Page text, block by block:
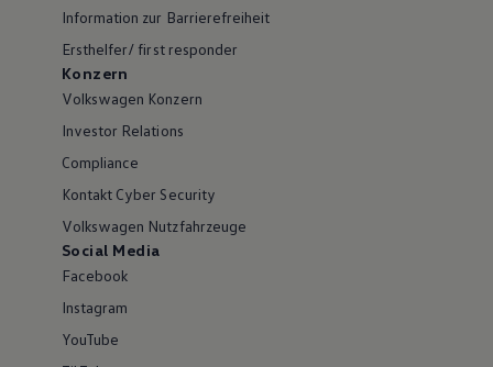
Information zur Barrierefreiheit
Ersthelfer/ first responder
Konzern
Volkswagen Konzern
Investor Relations
Compliance
Kontakt Cyber Security
Volkswagen Nutzfahrzeuge
Social Media
Facebook
Instagram
YouTube